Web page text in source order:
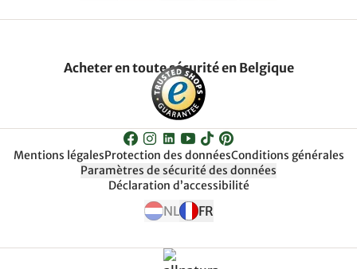
Acheter en toute sécurité en Belgique
Mentions légalesProtection des donnéesConditions générales
Paramètres de sécurité des données
Déclaration d’accessibilité
NL FR